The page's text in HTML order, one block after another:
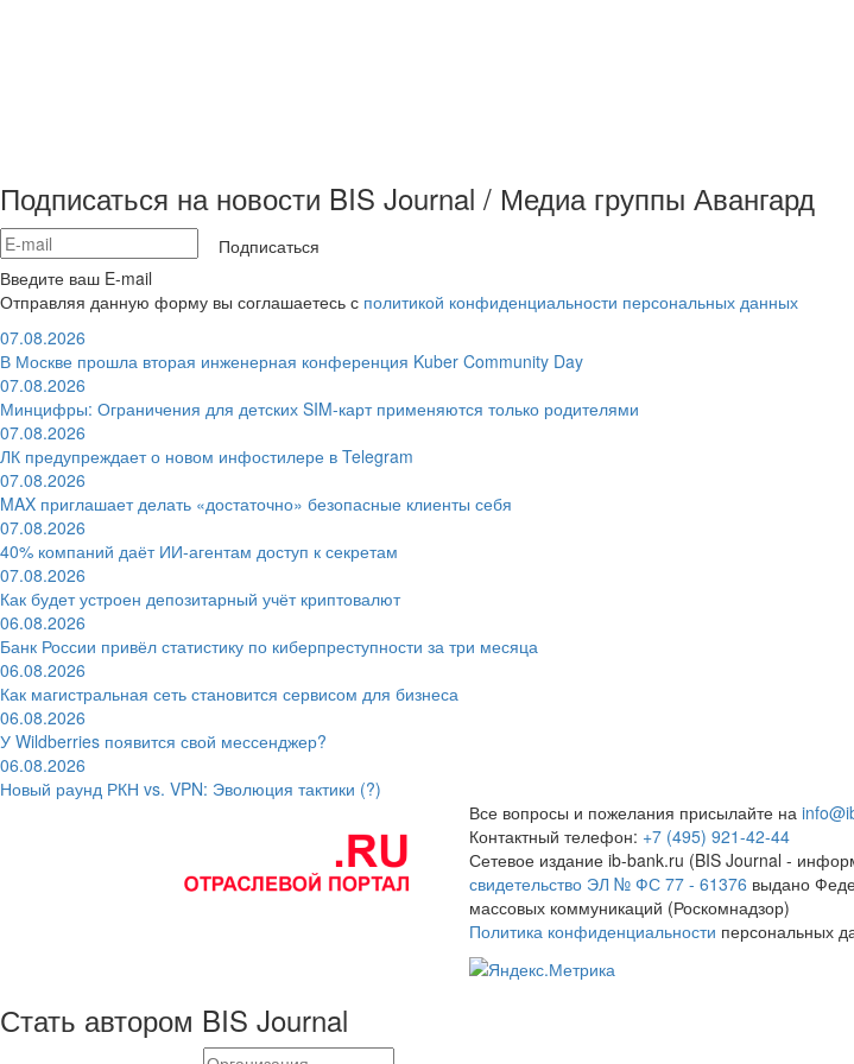
Подписаться на новости BIS Journal / Медиа группы Авангард
Подписаться
Введите ваш E-mail
Отправляя данную форму вы соглашаетесь с политикой конфиденциальности персональных данных
07.08.2026
В Москве прошла вторая инженерная конференция Kuber Community Day
07.08.2026
Минцифры: Ограничения для детских SIM-карт применяются только родителями
07.08.2026
ЛК предупреждает о новом инфостилере в Telegram
07.08.2026
MAX приглашает делать «достаточно» безопасные клиенты себя
07.08.2026
40% компаний даёт ИИ‑агентам доступ к секретам
07.08.2026
Как будет устроен депозитарный учёт криптовалют
06.08.2026
Банк России привёл статистику по киберпреступности за три месяца
06.08.2026
Как магистральная сеть становится сервисом для бизнеса
06.08.2026
У Wildberries появится свой мессенджер?
06.08.2026
Новый раунд РКН vs. VPN: Эволюция тактики (?)
Все вопросы и пожелания присылайте на
Контактный телефон: +7 (495) 921-42-44
Сетевое издание ib-bank.ru (BIS Journal -
свидетельство ЭЛ № ФС 77 - 61376 выдано
массовых коммуникаций (Роскомнадзор)
Политика конфиденциальности персональных
Стать автором BIS Journal